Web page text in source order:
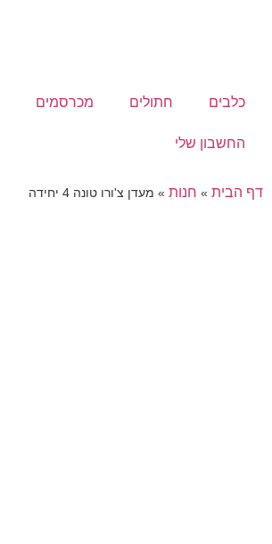
כלבים חתולים מכרסמים
החשבון שלי
דף הבית » חנות » מעדן צ'ורו טונה 4 יחידה